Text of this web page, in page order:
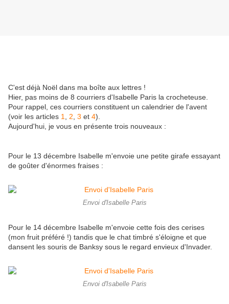
C'est déjà Noël dans ma boîte aux lettres !
Hier, pas moins de 8 courriers d'Isabelle Paris la crocheteuse.
Pour rappel, ces courriers constituent un calendrier de l'avent
(voir les articles 1 2 3 et 4).
Aujourd'hui, je vous en présente trois nouveaux :
Pour le 13 décembre Isabelle m'envoie une petite girafe essayant
de goûter d'énormes fraises :
Envoi d'Isabelle Paris
Pour le 14 décembre Isabelle m'envoie cette fois des cerises
(mon fruit préféré !) tandis que le chat timbré s'éloigne et que
dansent les souris de Banksy sous le regard envieux d'Invader.
Envoi d'Isabelle Paris